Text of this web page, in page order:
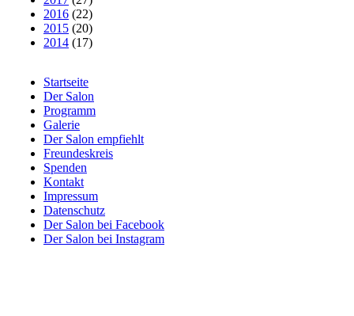
2016 (22)
2015 (20)
2014 (17)
Startseite
Der Salon
Programm
Galerie
Der Salon empfiehlt
Freundeskreis
Spenden
Kontakt
Impressum
Datenschutz
Der Salon bei Facebook
Der Salon bei Instagram